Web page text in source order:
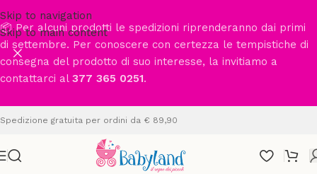
Skip to navigation
Skip to main content
📦 Per alcuni prodotti le spedizioni riprenderanno dai primi
di settembre. Per conoscere con certezza le tempistiche di
consegna del prodotto di suo interesse, la invitiamo a
contattarci al 377 365 0251.
Spedizione gratuita per ordini da € 89,90